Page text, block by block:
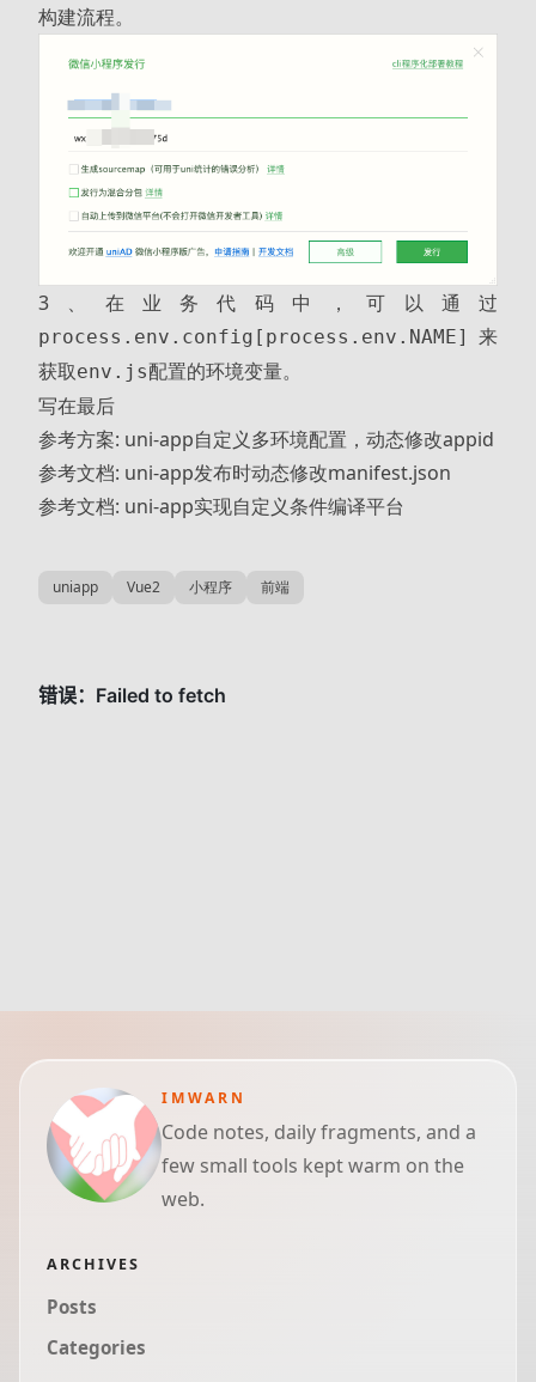
构建流程。
3、在业务代码中，可以通过
process.env.config[process.env.NAME]
来
获取env.js配置的环境变量。
写在最后
参考方案: uni-app自定义多环境配置，动态修改appid
参考文档: uni-app发布时动态修改manifest.json
参考文档: uni-app实现自定义条件编译平台
uniapp Vue2 小程序 前端
IMWARN
Code notes, daily fragments, and a
few small tools kept warm on the
web.
ARCHIVES
Posts
Categories